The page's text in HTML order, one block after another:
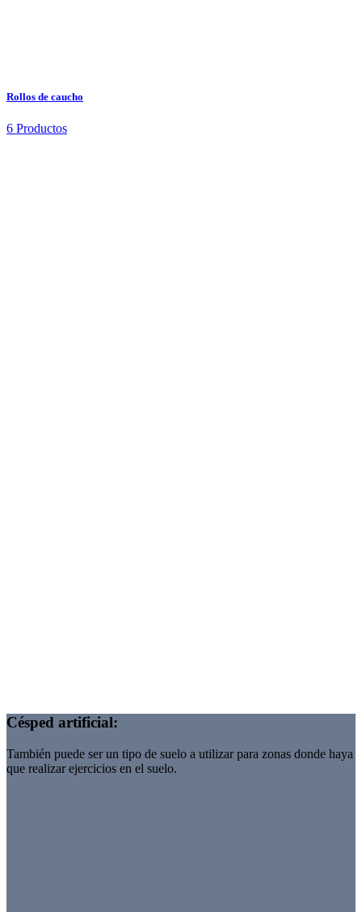
Rollos de caucho
6 Productos
Césped artificial:
También puede ser un tipo de suelo a utilizar para zonas donde haya
que realizar ejercicios en el suelo.